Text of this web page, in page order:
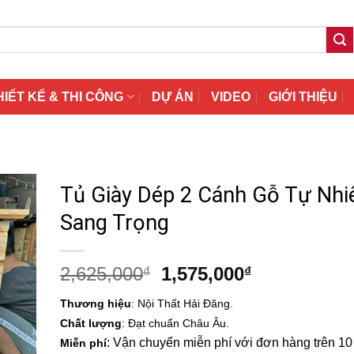
KẾ & THI CÔNG DỰ ÁN VIDEO GIỚI THIỆU
Tủ Giày Dép 2 Cánh Gỗ Tự
Sang Trọng
2,625,000₫
Giá
là:
2,625,000₫.
1,575,000₫Giá
1,575,000₫.
Thương hiệu: Nội Thất Hải Đăng.
Chất lượng: Đạt chuẩn Châu Âu.
Miễn phí: Vận chuyển miễn phí với đơn hàng trên 10